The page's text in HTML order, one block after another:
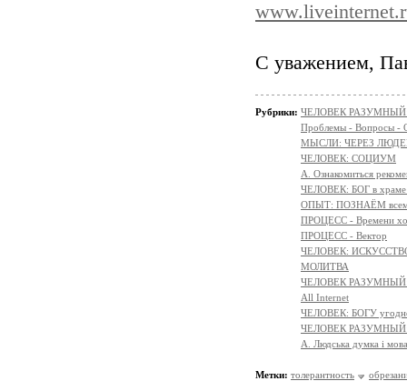
С уважением,
Рубрики: ЧЕЛОВЕК РАЗУМНЫЙ:
Проблемы - Вопросы -
МЫСЛИ: ЧЕРЕЗ
ЧЕЛОВЕК: СОЦИУМ
А. Ознакомиться
ЧЕЛОВЕК: БОГ в
ОПЫТ: ПОЗНАЁМ всем
ПРОЦЕСС - Времени
ПРОЦЕСС - Вектор
ЧЕЛОВЕК:
МОЛИТВА
ЧЕЛОВЕК РАЗУМНЫЙ:
All Internet
ЧЕЛОВЕК: БОГУ
ЧЕЛОВЕК
A. Людська думка і мова
Метки: толерантность